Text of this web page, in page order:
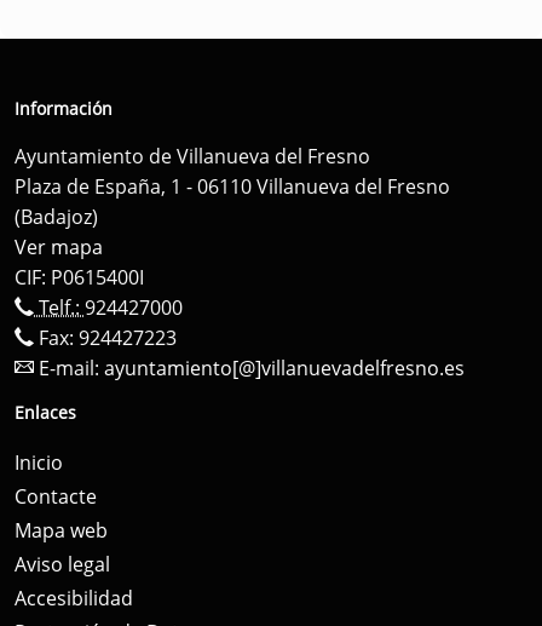
Información
Ayuntamiento de Villanueva del Fresno
Plaza de España, 1 - 06110 Villanueva del Fresno
(Badajoz)
Ver mapa
CIF: P0615400I
Telf.: 924427000
Fax: 924427223
E-mail: ayuntamiento[@]villanuevadelfresno.es
Enlaces
Inicio
Contacte
Mapa web
Aviso legal
Accesibilidad